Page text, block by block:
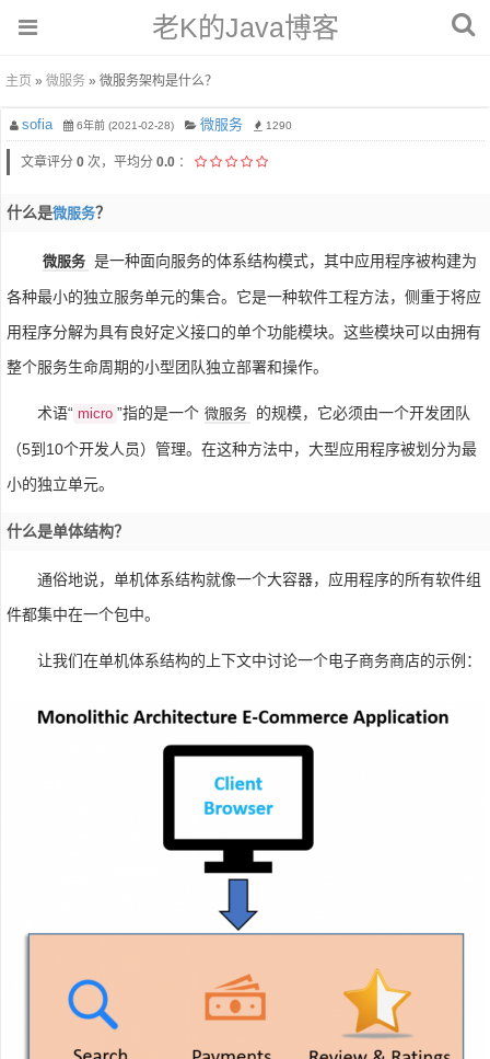
老K的Java博客
主页 » 微服务 » 微服务架构是什么？
sofia 6年前 (2021-02-28) 微服务 1290
文章评分 0 次，平均分 0.0 ：
什么是微服务？
微服务 是一种面向服务的体系结构模式，其中应用程序被构建为
各种最小的独立服务单元的集合。它是一种软件工程方法，侧重于将应
用程序分解为具有良好定义接口的单个功能模块。这些模块可以由拥有
整个服务生命周期的小型团队独立部署和操作。
术语“ micro ”指的是一个 微服务 的规模，它必须由一个开发团队
（5到10个开发人员）管理。在这种方法中，大型应用程序被划分为最
小的独立单元。
什么是单体结构？
通俗地说，单机体系结构就像一个大容器，应用程序的所有软件组
件都集中在一个包中。
让我们在单机体系结构的上下文中讨论一个电子商务商店的示例：